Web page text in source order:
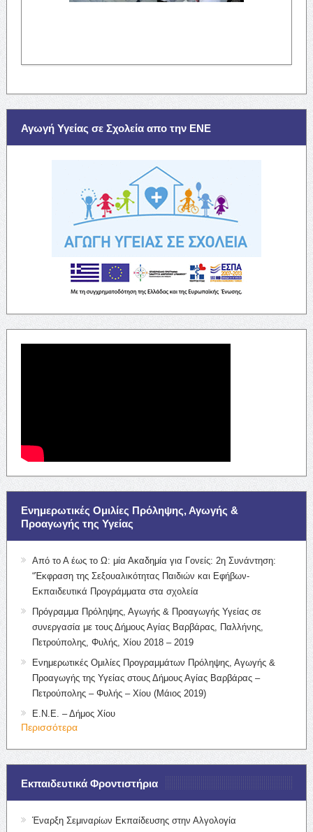
Αγωγή Υγείας σε Σχολεία απο την ΕΝΕ
Ενημερωτικές Ομιλίες Πρόληψης, Αγωγής &
Προαγωγής της Υγείας
Από το Α έως το Ω: μία Ακαδημία για Γονείς: 2η Συνάντηση:
“Έκφραση της Σεξουαλικότητας Παιδιών και Εφήβων-
Εκπαιδευτικά Προγράμματα στα σχολεία
Πρόγραμμα Πρόληψης, Αγωγής & Προαγωγής Υγείας σε
συνεργασία με τους Δήμους Αγίας Βαρβάρας, Παλλήνης,
Πετρούπολης, Φυλής, Χίου 2018 – 2019
Ενημερωτικές Ομιλίες Προγραμμάτων Πρόληψης, Αγωγής &
Προαγωγής της Υγείας στους Δήμους Αγίας Βαρβάρας –
Πετρούπολης – Φυλής – Χίου (Μάιος 2019)
Ε.Ν.Ε. – Δήμος Χίου
Περισσότερα
Εκπαιδευτικά Φροντιστήρια
Έναρξη Σεμιναρίων Εκπαίδευσης στην Αλγολογία